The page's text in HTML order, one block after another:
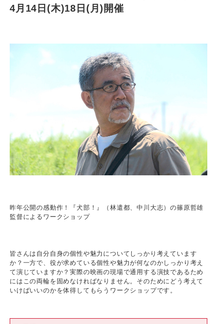
4月14日(木)18日(月)開催
昨年公開の感動作！『犬部！』（林遣都、中川大志）の篠原哲雄
監督によるワークショップ
皆さんは自分自身の個性や魅力についてしっかり考えています
か？一方で、役が求めている個性や魅力が何なのかしっかり考え
て演じていますか？実際の映画の現場で通用する演技であるため
にはこの両輪を固めなければなりません。そのためにどう考えて
いけばいいのかを体得してもらうワークショップです。